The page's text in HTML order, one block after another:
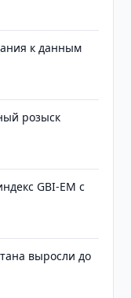
к данным
розыск
GBI-EM с
выросли до